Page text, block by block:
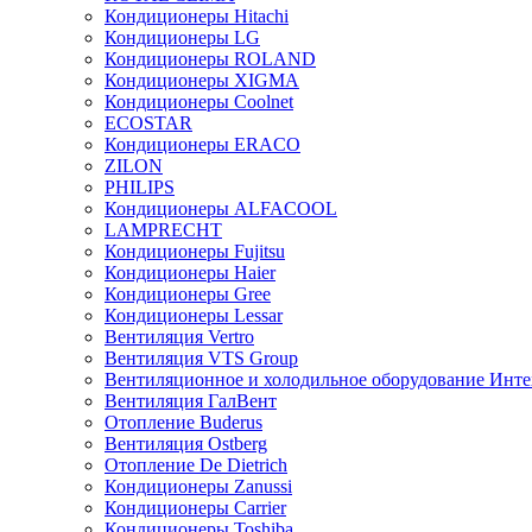
Кондиционеры Hitachi
Кондиционеры LG
Кондиционеры ROLAND
Кондиционеры XIGMA
Кондиционеры Coolnet
ECOSTAR
Кондиционеры ERACO
ZILON
PHILIPS
Кондиционеры ALFACOOL
LAMPRECHT
Кондиционеры Fujitsu
Кондиционеры Haier
Кондиционеры Gree
Кондиционеры Lessar
Вентиляция Vertro
Вентиляция VTS Group
Вентиляционное и холодильное оборудование
Вентиляция ГалВент
Отопление Buderus
Вентиляция Ostberg
Отопление De Dietrich
Кондиционеры Zanussi
Кондиционеры Carrier